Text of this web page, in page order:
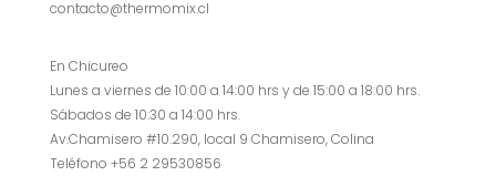
contacto@thermomix.cl
En Chicureo
Lunes a viernes de 10:00 a 14:00 hrs y de 15:00 a 18:00 hrs.
Sábados de 10:30 a 14:00 hrs.
Av.Chamisero #10.290, local 9 Chamisero, Colina
Teléfono +56 2 29530856